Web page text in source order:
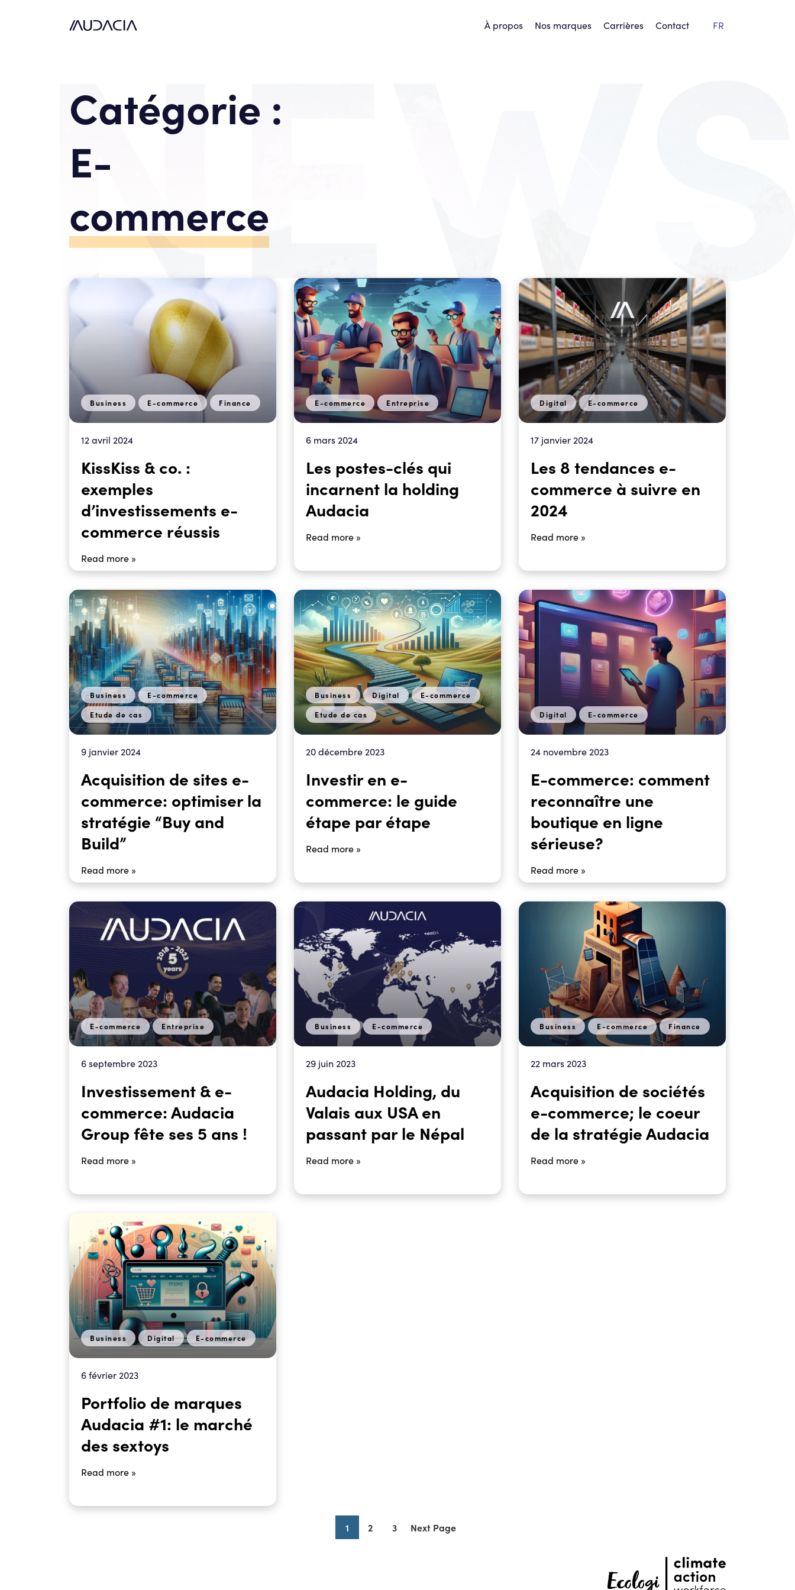
À propos Nos marques Carrières Contact FR
Catégorie :
E-
commerce
Business E-commerce Finance
12 avril 2024
KissKiss & co. :
exemples
d’investissements e-
commerce réussis
Read more »
E-commerce Entreprise
6 mars 2024
Les postes-clés qui
incarnent la holding
Audacia
Read more »
Digital E-commerce
17 janvier 2024
Les 8 tendances e-
commerce à suivre en
2024
Read more »
Business
E-commerce
Etude de cas
9 janvier 2024
Acquisition de sites e-
commerce: optimiser la
stratégie “Buy and
Build”
Read more »
Business Digital
E-commerce
Etude de cas
20 décembre 2023
Investir en e-
commerce: le guide
étape par étape
Read more »
Digital E-commerce
24 novembre 2023
E-commerce: comment
reconnaître une
boutique en ligne
sérieuse?
Read more »
E-commerce Entreprise
6 septembre 2023
Investissement & e-
commerce: Audacia
Group fête ses 5 ans !
Read more »
Business E-commerce
29 juin 2023
Audacia Holding, du
Valais aux USA en
passant par le Népal
Read more »
Business E-commerce Finance
22 mars 2023
Acquisition de sociétés
e-commerce; le coeur
de la stratégie Audacia
Read more »
Business Digital E-commerce
6 février 2023
Portfolio de marques
Audacia #1: le marché
des sextoys
Read more »
1 2 3 Next Page